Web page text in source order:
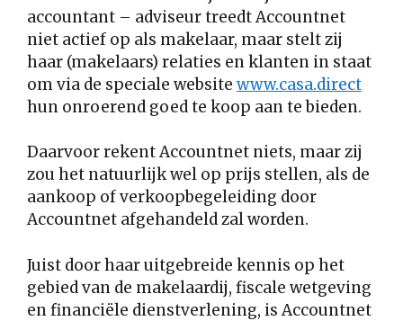
accountant – adviseur treedt Accountnet
niet actief op als makelaar, maar stelt zij
haar (makelaars) relaties en klanten in staat
om via de speciale website www.casa.direct
hun onroerend goed te koop aan te bieden.
Daarvoor rekent Accountnet niets, maar zij
zou het natuurlijk wel op prijs stellen, als de
aankoop of verkoopbegeleiding door
Accountnet afgehandeld zal worden.
Juist door haar uitgebreide kennis op het
gebied van de makelaardij, fiscale wetgeving
en financiële dienstverlening, is Accountnet